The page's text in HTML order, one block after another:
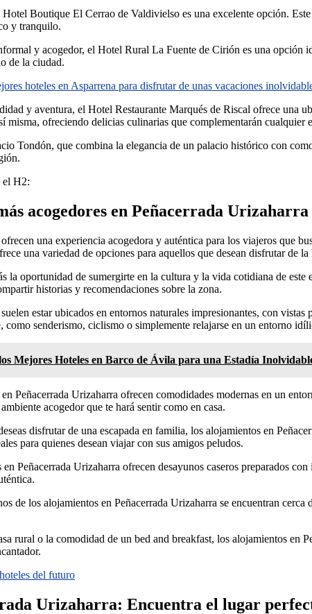
Boutique El Cerrao de Valdivielso es una excelente opción.
y tranquilo.
y acogedor, el Hotel Rural La Fuente de Cirión es una opción
de la ciudad.
hoteles en Asparrena para disfrutar de unas vacaciones
y aventura, el Hotel Restaurante Marqués de Riscal ofrece una
misma, ofreciendo delicias culinarias que complementarán cualquier
Tondón, que combina la elegancia de un palacio histórico con
el H2:
acogedores en Peñacerrada
una experiencia acogedora y auténtica para los viajeros que
una variedad de opciones para aquellos que desean disfrutar de
la oportunidad de sumergirte en la cultura y la vida cotidiana de
historias y recomendaciones sobre la zona.
estar ubicados en entornos naturales impresionantes, con
senderismo, ciclismo o simplemente relajarse en un entorno
Mejores Hoteles en Barco de Ávila para una Estadía
Peñacerrada Urizaharra ofrecen comodidades modernas en un
acogedor que te hará sentir como en casa.
disfrutar de una escapada en familia, los alojamientos en
para quienes desean viajar con sus amigos peludos.
Peñacerrada Urizaharra ofrecen desayunos caseros preparados
de los alojamientos en Peñacerrada Urizaharra se encuentran
rural o la comodidad de un bed and breakfast, los alojamientos
del futuro
Urizaharra: Encuentra el lugar